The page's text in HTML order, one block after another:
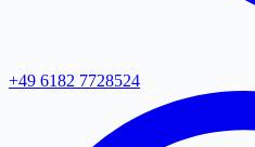
+49 6182 7728524